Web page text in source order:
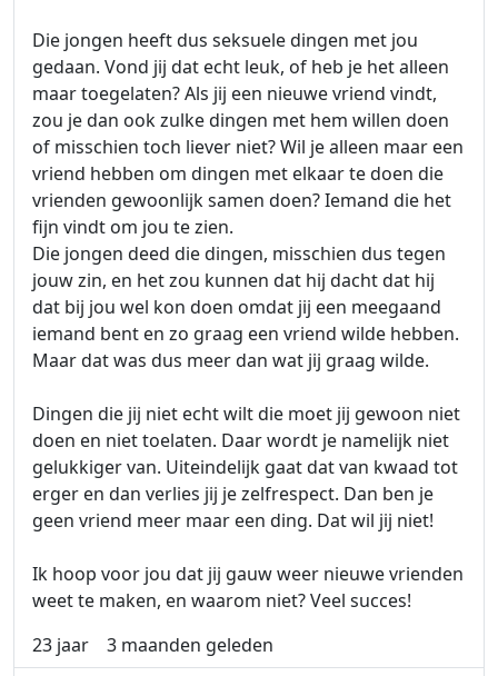
Die jongen heeft dus seksuele dingen met jou
gedaan. Vond jij dat echt leuk, of heb je het alleen
maar toegelaten? Als jij een nieuwe vriend vindt,
zou je dan ook zulke dingen met hem willen doen
of misschien toch liever niet? Wil je alleen maar een
vriend hebben om dingen met elkaar te doen die
vrienden gewoonlijk samen doen? Iemand die het
fijn vindt om jou te zien.
Die jongen deed die dingen, misschien dus tegen
jouw zin, en het zou kunnen dat hij dacht dat hij
dat bij jou wel kon doen omdat jij een meegaand
iemand bent en zo graag een vriend wilde hebben.
Maar dat was dus meer dan wat jij graag wilde.
Dingen die jij niet echt wilt die moet jij gewoon niet
doen en niet toelaten. Daar wordt je namelijk niet
gelukkiger van. Uiteindelijk gaat dat van kwaad tot
erger en dan verlies jij je zelfrespect. Dan ben je
geen vriend meer maar een ding. Dat wil jij niet!
Ik hoop voor jou dat jij gauw weer nieuwe vrienden
weet te maken, en waarom niet? Veel succes!
23 jaar
3 maanden geleden